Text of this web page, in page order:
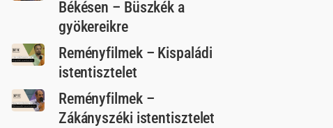
Békésen – Büszkék a
gyökereikre
Reményfilmek – Kispaládi
istentisztelet
Reményfilmek –
Zákányszéki istentisztelet